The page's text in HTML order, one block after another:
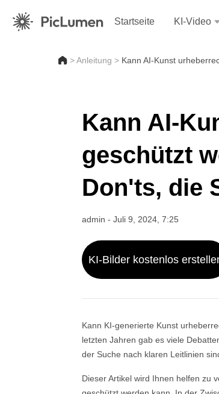
Startseite KI-Video
>Anleitung > Kann AI-Kunst
Kann AI-
geschützt
Don'ts, die
admin - Juli 9, 2024, 7:25
KI-Bilder kostenlos
Kann KI-generierte Kunst
letzten Jahren gab es viele
der Suche nach klaren Leitlinien
Dieser Artikel wird Ihnen helfen zu